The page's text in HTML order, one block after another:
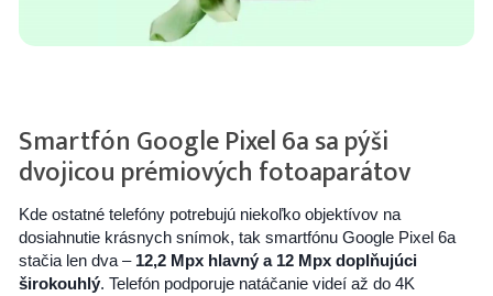
Smartfón Google Pixel 6a sa pýši
dvojicou prémiových fotoaparátov
Kde ostatné telefóny potrebujú niekoľko objektívov na
dosiahnutie krásnych snímok, tak smartfónu Google Pixel 6a
stačia len dva – 12,2 Mpx hlavný a 12 Mpx doplňujúci
širokouhlý. Telefón podporuje natáčanie videí až do 4K